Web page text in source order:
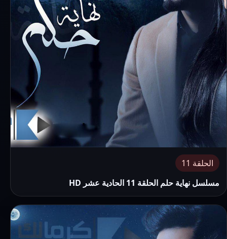
الحلقة 11
مسلسل نهاية حلم الحلقة 11 الحادية عشر HD